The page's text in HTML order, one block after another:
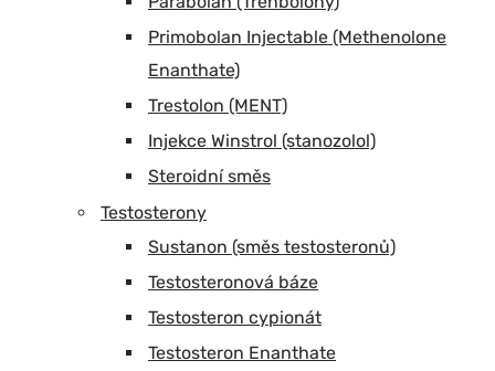
Primobolan Injectable (Methenolone
Enanthate)
Trestolon (MENT)
Injekce Winstrol (stanozolol)
Steroidní směs
Testosterony
Sustanon (směs testosteronů)
Testosteronová báze
Testosteron cypionát
Testosteron Enanthate